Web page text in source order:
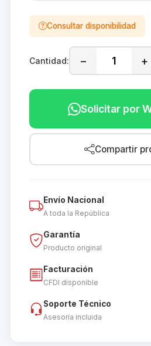
Consultar disponibilidad
Cantidad: − +
Solicitar por
Compartir
Envío Nacional
A toda la República
Garantía
Producto original
Facturación
CFDI disponible
Soporte Técnico
Asesoría incluida